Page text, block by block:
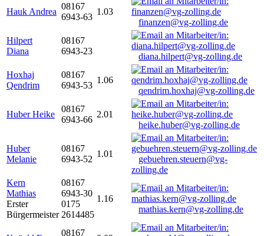
Hauk Andrea
08167
6943-63
1.03
finanzen@vg-zolling.de
Hilpert
Diana
08167
6943-23
diana.hilpert@vg-zolling.de
Hoxhaj
Qendrim
08167
6943-53
1.06
qendrim.hoxhaj@vg-zolling.de
Huber Heike
08167
6943-66
2.01
heike.huber@vg-zolling.de
Huber
Melanie
08167
6943-52
1.01
gebuehren.steuern@vg-
zolling.de
Kern
Mathias
Erster
Bürgermeister
08167
6943-30
0175
2614485
1.16
mathias.kern@vg-zolling.de
08167